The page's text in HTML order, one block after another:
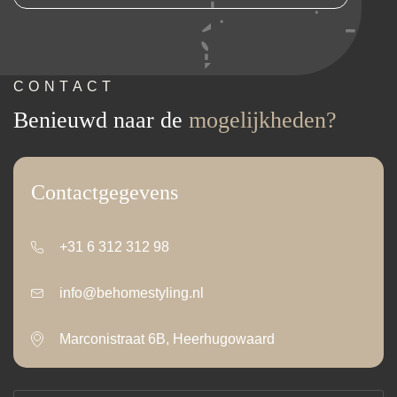
CONTACT
Benieuwd naar de mogelijkheden?
Contactgegevens
+31 6 312 312 98
info@behomestyling.nl
Marconistraat 6B, Heerhugowaard